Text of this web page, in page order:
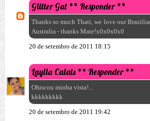
Glitter Gal ** Responder **
Thanks so much Thati, we love our
Australia - thanks Mate!x0x0x0x0
20 de setembro de 2011 18:15
Laylla Calais ** Responder **
Ofuscou minha vista!...
kkkkkkkkk
20 de setembro de 2011 19:42